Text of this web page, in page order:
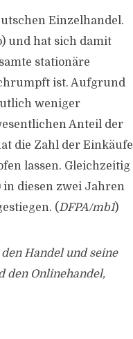
Einzelhandel.
und hat sich damit
stationäre
ist. Aufgrund
weniger
Anteil der
die Zahl der Einkäufe
lassen. Gleichzeitig
diesen zwei Jahren
(DFPA/mb1)
Handel und seine
den Onlinehandel,